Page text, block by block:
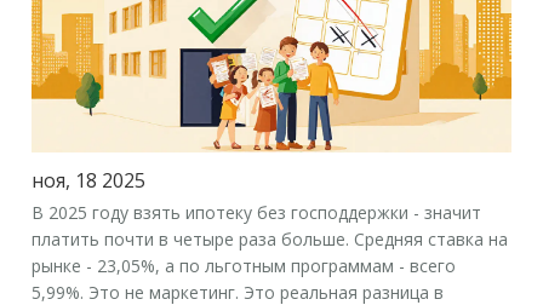
ноя, 18 2025
В 2025 году взять ипотеку без господдержки - значит
платить почти в четыре раза больше. Средняя ставка на
рынке - 23,05%, а по льготным программам - всего
5,99%. Это не маркетинг. Это реальная разница в